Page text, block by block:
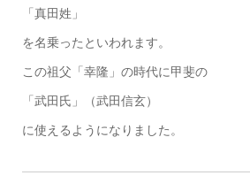
「真田姓」
を名乗ったといわれます。
この祖父「幸隆」の時代に甲斐の
「武田氏」（武田信玄）
に使えるようになりました。